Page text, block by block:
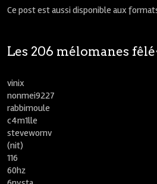
Ce post est aussi disponible aux
Les 206 mélomanes
vinix
nonmei9227
rabbimoule
c4m1lle
stevewornv
(nit)
116
60hz